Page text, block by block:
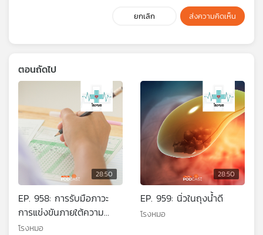
ยกเลิก ส่งความคิดเห็น
ตอนถัดไป
28:50
EP. 958: การรับมือภาวะ
การแข่งขันภายใต้ความ
กดดัน
โรงหมอ
28:50
EP. 959: นิ่วในถุงน้ำดี
โรงหมอ